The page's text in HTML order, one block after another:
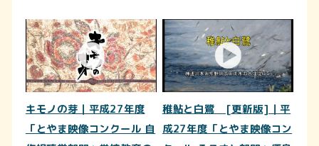
キモノの芽｜平成27年度
「とやま映像コンクール 自
稚鮎と白鷺 [更新版]｜平
成27年度「とやま映像コン